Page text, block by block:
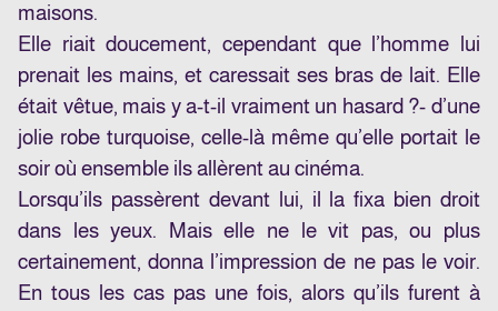
maisons.
Elle riait doucement, cependant que l’homme lui
prenait les mains, et caressait ses bras de lait. Elle
était vêtue, mais y a-t-il vraiment un hasard ?- d’une
jolie robe turquoise, celle-là même qu’elle portait le
soir où ensemble ils allèrent au cinéma.
Lorsqu’ils passèrent devant lui, il la fixa bien droit
dans les yeux. Mais elle ne le vit pas, ou plus
certainement, donna l’impression de ne pas le voir.
En tous les cas pas une fois, alors qu’ils furent à